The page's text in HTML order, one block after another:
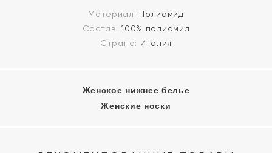
Материал: Полиамид
Состав:100% полиамид
Страна: Италия
Женское нижнее белье
Женские носки